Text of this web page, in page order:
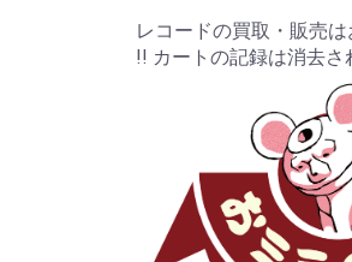
レコードの買取・販売
!! カートの記録は消去さ